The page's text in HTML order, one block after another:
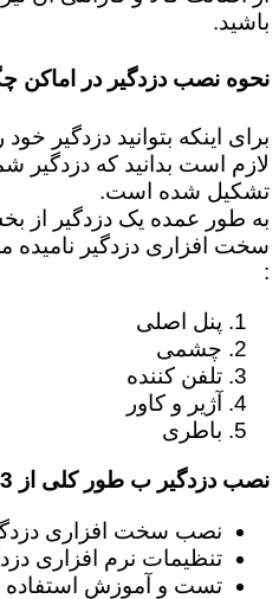
باشید.
نحوه نصب دزدگیر در اماکن
برای اینکه بتوانید دزدگیر
لازم است بدانید که
تشکیل شده است.
به طور عمده یک دزدگیر از
سخت افزاری دزدگیر
:
پنل اصلی
چشمی
تلفن کننده
آژیر و کاور
باطری
نصب دزدگیر ب طور کلی از 3 قسمت تشکیل میشود :
نصب سخت افزاری
تنظیمات نرم افزاری
تست و آموزش استفاده